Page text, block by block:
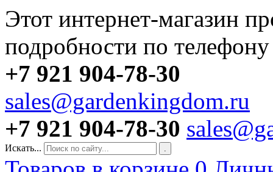
Этот интернет-магазин
подробности по телефону
+7 921 904-78-30
sales@gardenkingdom.ru
+7 921 904-78-30
Искать... .